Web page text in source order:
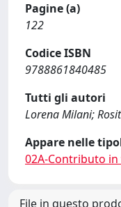
Pagine (a)
122
Codice ISBN
9788861840485
Tutti gli autori
Lorena Milani;
Appare nelle
02A-Contributo
File in questo